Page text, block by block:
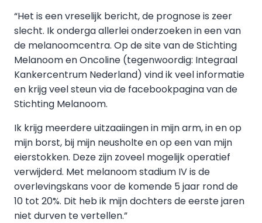
“Het is een vreselijk bericht, de prognose is zeer
slecht. Ik onderga allerlei onderzoeken in een van
de melanoomcentra. Op de site van de Stichting
Melanoom en Oncoline (tegenwoordig: Integraal
Kankercentrum Nederland) vind ik veel informatie
en krijg veel steun via de facebookpagina van de
Stichting Melanoom.
Ik krijg meerdere uitzaaiingen in mijn arm, in en op
mijn borst, bij mijn neusholte en op een van mijn
eierstokken. Deze zijn zoveel mogelijk operatief
verwijderd. Met melanoom stadium IV is de
overlevingskans voor de komende 5 jaar rond de
10 tot 20%. Dit heb ik mijn dochters de eerste jaren
niet durven te vertellen.”​